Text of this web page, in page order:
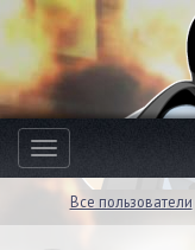
Toggle
navigation
Все пользователи